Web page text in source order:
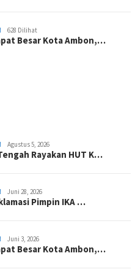
628 Dilihat
Besar Kota Ambon,…
Agustus 5, 2026
Rayakan HUT K…
Juni 28, 2026
Pimpin IKA …
Juni 3, 2026
Besar Kota Ambon,…